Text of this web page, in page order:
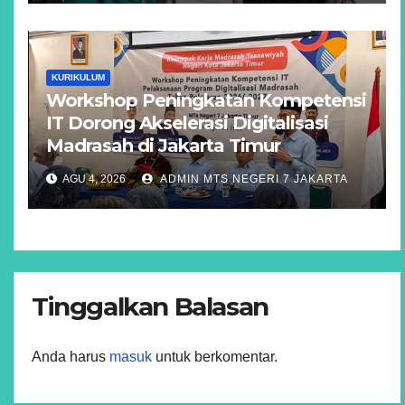
KURIKULUM
Workshop Peningkatan Kompetensi
IT Dorong Akselerasi Digitalisasi
Madrasah di Jakarta Timur
AGU 4, 2026 ADMIN MTS NEGERI 7 JAKARTA
Tinggalkan Balasan
Anda harus masuk untuk berkomentar.